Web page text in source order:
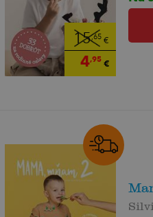
15,65€
4,95€